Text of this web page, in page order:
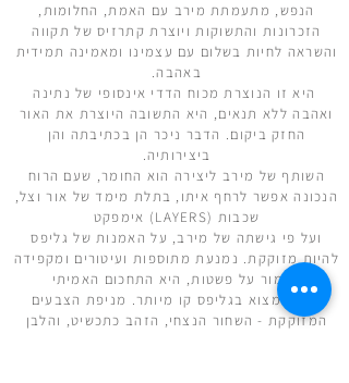
הנפש, מתעמתת מירב עם האמת, החלומות,
הזכרונות והתשוקות ויוצרת קתרזיס של תקווה
והשראה לחיות בשלום עם עצמינו ומאמינה תמידית
באהבה.
היא זו הנוצרת מכוח הדדי אינסופי של נתינה
ואהבה ללא תנאים, היא התשובה היוצרת את האור
החזק ביקום. הדבר ניכר הן בכתיבתה והן
ביצירותיה.
השותף של מירב ליצירה הוא החומר, שעם הרוח
הנכונה אפשר לרחף איתו, בתלת מימד של אור וצל,
שכבות (LAYERS) אימפקט
ועל פי גישתה של מירב, על האמנות של גליפס
להיות מזוקקת. נמנעת מתוספות ועיטורים ומקפידה
לשמור על פשטות, היא התחכום האמיתי
קשה למצוא בגליפס קו מיותר. מניפת הצבעים
המזוקקת - השחור הנצחי, הזהב כתכשיט, והלבן